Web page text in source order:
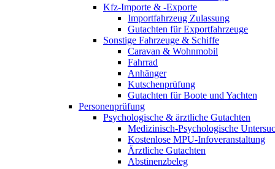
Kfz-Importe & -Exporte
Importfahrzeug Zulassung
Gutachten für Exportfahrzeuge
Sonstige Fahrzeuge & Schiffe
Caravan & Wohnmobil
Fahrrad
Anhänger
Kutschenprüfung
Gutachten für Boote und Yachten
Personenprüfung
Psychologische & ärztliche Gutachten
Medizinisch-Psychologische
Kostenlose MPU-Infoveranstaltung
Ärztliche Gutachten
Abstinenzbeleg